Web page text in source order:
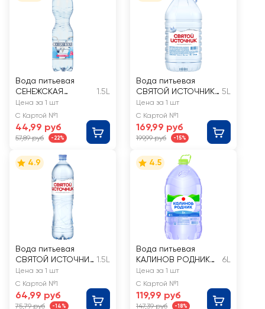
Вода питьевая
СЕНЕЖСКАЯ
газированная
1.5L
Цена за 1 шт
С Картой №1
44,99 руб
57,89 руб -22%
Вода питьевая
СВЯТОЙ ИСТОЧНИК
негазированная
5L
Цена за 1 шт
С Картой №1
169,99 руб
199,99 руб -15%
4.9
Вода питьевая
СВЯТОЙ ИСТОЧНИК
негазированная
1.5L
Цена за 1 шт
С Картой №1
64,99 руб
75,79 руб -14%
4.5
Вода питьевая
КАЛИНОВ РОДНИК
негазированная
6L
Цена за 1 шт
С Картой №1
119,99 руб
147,39 руб -18%